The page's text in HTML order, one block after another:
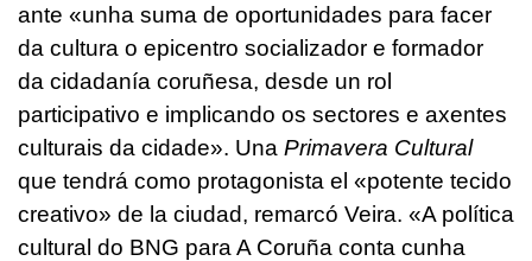
ante «unha suma de oportunidades para facer
da cultura o epicentro socializador e formador
da cidadanía coruñesa, desde un rol
participativo e implicando os sectores e axentes
culturais da cidade». Una Primavera Cultural
que tendrá como protagonista el «potente tecido
creativo» de la ciudad, remarcó Veira. «A política
cultural do BNG para A Coruña conta cunha